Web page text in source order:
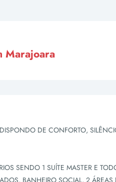
Marajoara
DE CONFORTO,
SENDO 1 SUÍTE MASTER E
BANHEIRO SOCIAL, 2